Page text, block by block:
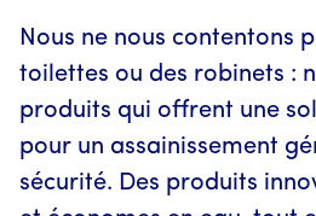
Nous ne nous contentons
toilettes ou des robinets :
produits qui offrent une
pour un assainissement
sécurité. Des produits